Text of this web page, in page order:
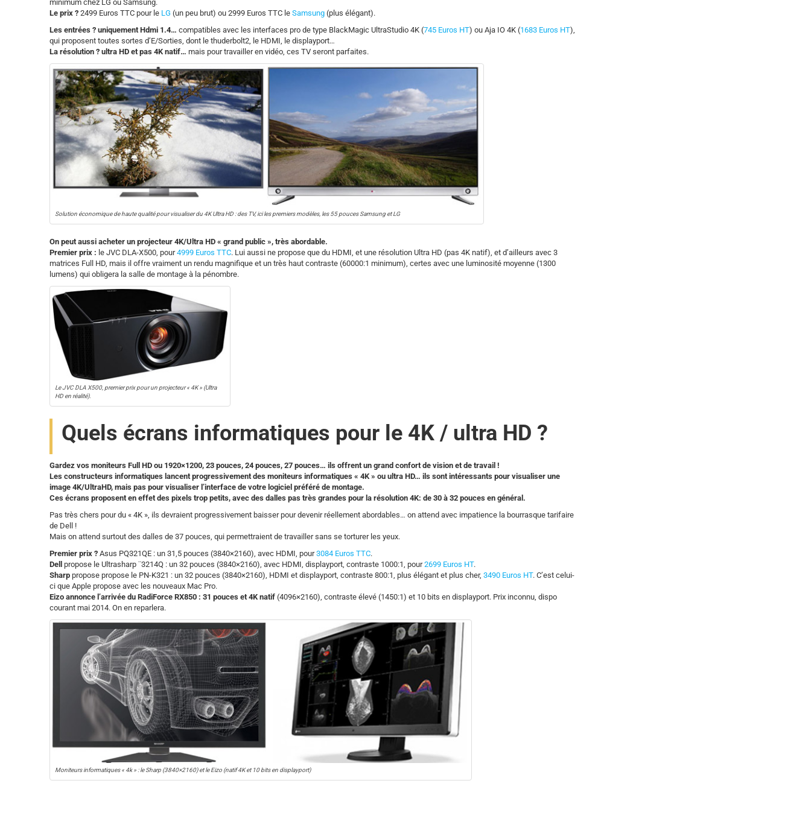
minimum chez LG ou Samsung.
Le prix ? 2499 Euros TTC pour le LG (un peu brut) ou 2999 Euros TTC le Samsung (plus élégant).
Les entrées ? uniquement Hdmi 1.4… compatibles avec les interfaces pro de type BlackMagic UltraStudio 4K (745 Euros HT) ou Aja IO 4K (1683 Euros HT),
qui proposent toutes sortes d’E/Sorties, dont le thuderbolt2, le HDMI, le displayport…
La résolution ? ultra HD et pas 4K natif… mais pour travailler en vidéo, ces TV seront parfaites.
Solution économique de haute qualité pour visualiser du 4K Ultra HD : des TV, ici les premiers modèles, les 55 pouces Samsung et LG
On peut aussi acheter un projecteur 4K/Ultra HD « grand public », très abordable.
Premier prix : le JVC DLA-X500, pour4999 Euros TTC. Lui aussi ne propose que du HDMI, et une résolution Ultra HD (pas 4K natif), et d’ailleurs avec 3
matrices Full HD, mais il offre vraiment un rendu magnifique et un très haut contraste (60000:1 minimum), certes avec une luminosité moyenne (1300
lumens) qui obligera la salle de montage à la pénombre.
Le JVC DLA X500, premier prix pour un projecteur « 4K » (Ultra
HD en réalité).
Quels écrans informatiques pour le 4K / ultra HD ?
Gardez vos moniteurs Full HD ou 1920×1200, 23 pouces, 24 pouces, 27 pouces… ils offrent un grand confort de vision et de travail !
Les constructeurs informatiques lancent progressivement des moniteurs informatiques « 4K » ou ultra HD… ils sont intéressants pour visualiser une
image 4K/UltraHD, mais pas pour visualiser l’interface de votre logiciel préféré de montage.
Ces écrans proposent en effet des pixels trop petits, avec des dalles pas très grandes pour la résolution 4K: de 30 à 32 pouces en général.
Pas très chers pour du « 4K », ils devraient progressivement baisser pour devenir réellement abordables… on attend avec impatience la bourrasque tarifaire
de Dell !
Mais on attend surtout des dalles de 37 pouces, qui permettraient de travailler sans se torturer les yeux.
Premier prix ? Asus PQ321QE : un 31,5 pouces (3840×2160), avec HDMI, pour3084 Euros TTC.
Dell
propose le Ultrasharp ¨3214Q : un 32 pouces (3840×2160), avec HDMI, displayport, contraste 1000:1, pour2699 Euros HT.
Sharp propose propose le PN-K321 : un 32 pouces (3840×2160), HDMI et displayport, contraste 800:1, plus élégant et plus cher, 3490 Euros HT. C’est celui-
ci que Apple propose avec les nouveaux Mac Pro.
Eizo annonce l’arrivée du RadiForce RX850 : 31 pouces et 4K natif (4096×2160), contraste élevé (1450:1) et 10 bits en displayport. Prix inconnu, dispo
courant mai 2014. On en reparlera.
Moniteurs informatiques « 4k » : le Sharp (3840×2160) et le Eizo (natif 4K et 10 bits en displayport)